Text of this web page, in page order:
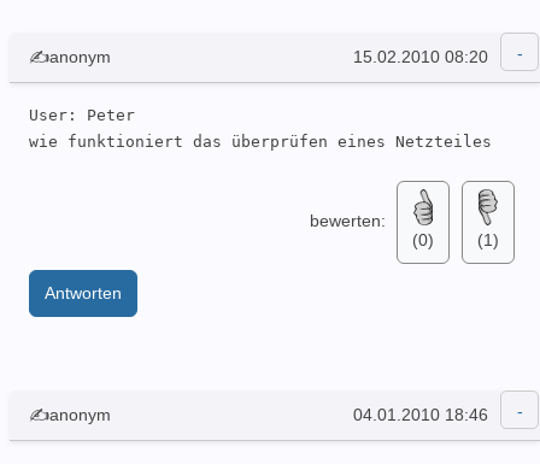
✍anonym 15.02.2010 08:20
User: Peter
wie funktioniert das überprüfen eines Netzteiles
bewerten:
(0)
(1)
Antworten
✍anonym 04.01.2010 18:46